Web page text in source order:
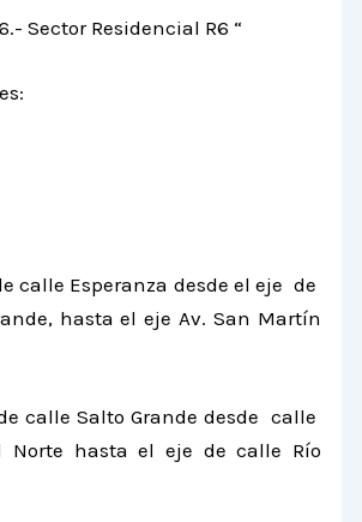
Sector Residencial R6 “
calle Esperanza desde el eje de
hasta el eje Av. San Martín
calle Salto Grande desde calle
Norte hasta el eje de calle Río